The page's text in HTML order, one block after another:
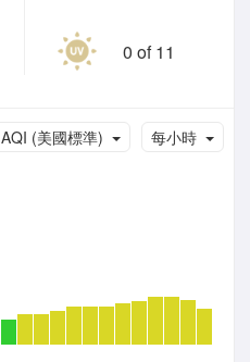
0 of 11
每小時
AQI (美國標準)